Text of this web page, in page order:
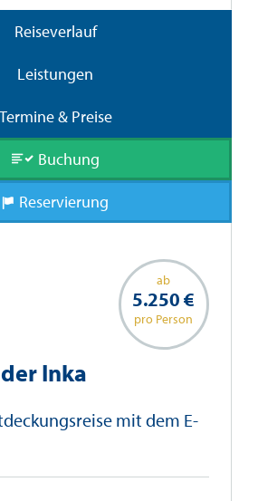
Reiseverlauf
Leistungen
Termine & Preise
Buchung
Reservierung
ab
5.250 €
pro Person
Inka
mit dem E-